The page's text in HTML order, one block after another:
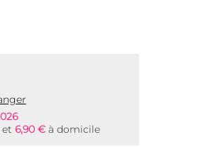
6,90 €à domicile